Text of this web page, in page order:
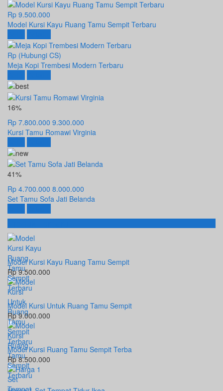
Rp 9.500.000
Model Kursi Kayu Ruang Tamu Sempit Terbaru
Rp (Hubungi CS)
Meja Kopi Trembesi Modern Terbaru
16%
Rp 7.800.000 9.300.000
Kursi Tamu Romawi Virginia
41%
Rp 4.700.000 8.000.000
Set Tamu Sofa Jati Belanda
Model Kursi Kayu Ruang Tamu Sempit
Rp 9.500.000
Model Kursi Untuk Ruang Tamu Sempit
Rp 9.000.000
Model Kursi Ruang Tamu Sempit Terba
Rp 8.500.000